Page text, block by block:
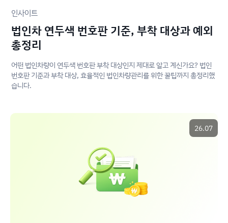
인사이트
법인차 연두색 번호판 기준, 부착 대상과 예외
총정리
어떤 법인차량이 연두색 번호판 부착 대상인지 제대로 알고 계신가요? 법인
번호판 기준과 부착 대상, 효율적인 법인차량관리를 위한 꿀팁까지 총정리했
습니다.
26.07